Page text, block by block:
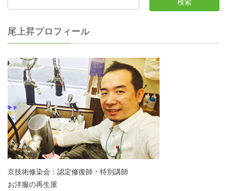
尾上昇プロフィール
京技術修染会：認定修復師・特別講師
お洋服の再生屋